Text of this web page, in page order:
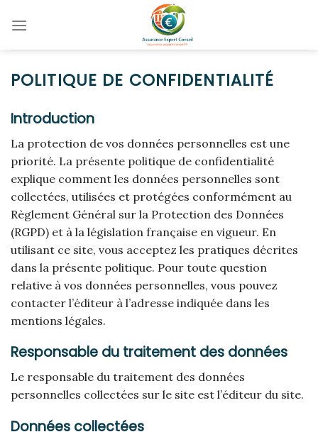
POLITIQUE DE CONFIDENTIALITÉ
Introduction
La protection de vos données personnelles est une
priorité. La présente politique de confidentialité
explique comment les données personnelles sont
collectées, utilisées et protégées conformément au
Règlement Général sur la Protection des Données
(RGPD) et à la législation française en vigueur. En
utilisant ce site, vous acceptez les pratiques décrites
dans la présente politique. Pour toute question
relative à vos données personnelles, vous pouvez
contacter l’éditeur à l’adresse indiquée dans les
mentions légales.
Responsable du traitement des données
Le responsable du traitement des données
personnelles collectées sur le site est l’éditeur du site.
Données collectées